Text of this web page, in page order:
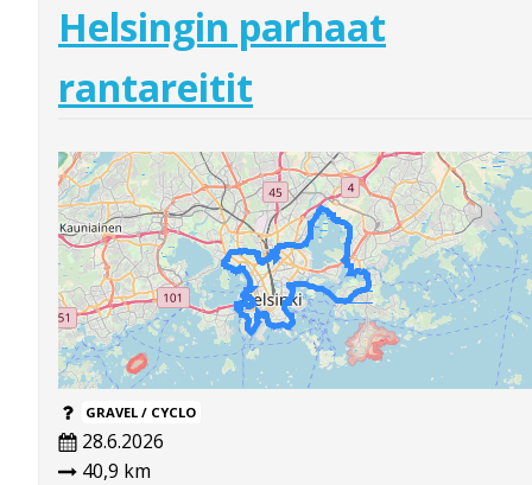
Helsingin parhaat
rantareitit
GRAVEL / CYCLO
28.6.2026
40,9 km